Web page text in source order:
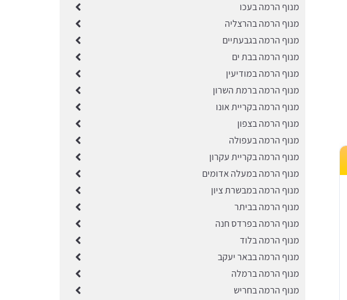
מנוף הרמה בעכו
מנוף הרמה בהרצליה
מנוף הרמה בגבעתיים
מנוף הרמה בבת ים
מנוף הרמה במודיעין
מנוף הרמה ברמת השרון
מנוף הרמה בקריית אונו
מנוף הרמה בצפון
מנוף הרמה בעפולה
מנוף הרמה בקריית עקרון
מנוף הרמה במעלה אדומים
מנוף הרמה במבשרת ציון
מנוף הרמה בביתר
מנוף הרמה בפרדס חנה
מנוף הרמה בלוד
מנוף הרמה בבאר יעקב
מנוף הרמה ברמלה
מנוף הרמה בחריש